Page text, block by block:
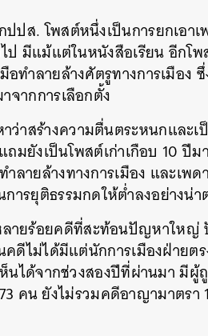
ปส. โพสต์หนึ่งเป็นการยกเอา
ป มีแม้แต่ในหนังสือเรียน อีกโ
ทำลายล้างศัตรูทางการเมือง
ากการเลือกตั้ง
ว่าสร้างความตื่นตระหนกและ
มยังเป็นโพสต์เก่าเกือบ 10 ปี
ายล้างทางการเมือง และเพด
ารยุติธรรมกดให้ต่ำลงอย่างน่า
ายร้อยคดีที่สะท้อนปัญหาใหญ่
ดีไม่ได้มีแต่นักการเมืองฝ่ายต
นได้จากช่วงสองปีที่ผ่านมา มี
คน ยังไม่รวมคดีอาญามาตรา